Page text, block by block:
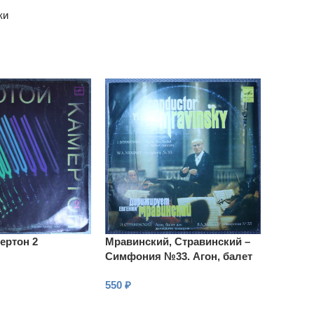
2
Мравинский, Стравинский –
Симфония №33. Агон, балет
550 ₽